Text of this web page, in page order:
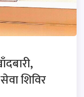
शिविर